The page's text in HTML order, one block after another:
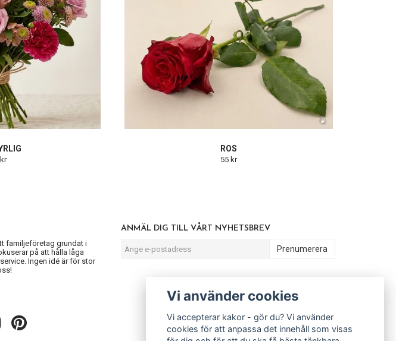
ROS
55 kr
familjeföretag grundat i
på att hålla låga
Ingen idé är för stor
ANMÄL DIG TILL VÅRT NYHETSBREV
Prenumerera
Vi använder cookies
Vi accepterar kakor - gör du? Vi använder
cookies för att anpassa det innehåll som visas